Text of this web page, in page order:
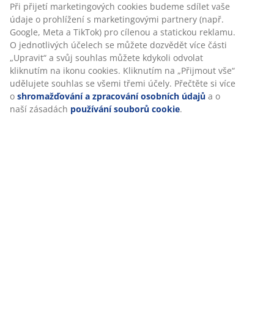
Specifikace
Hodnocení
(2)
Při přijetí marketingových cookies budeme sdílet vaše
údaje o prohlížení s marketingovými partnery (např.
Google, Meta a TikTok) pro cílenou a statickou reklamu.
O jednotlivých účelech se můžete dozvědět více části
„Upravit“ a svůj souhlas můžete kdykoli odvolat
kliknutím na ikonu cookies. Kliknutím na „Přijmout vše“
udělujete souhlas se všemi třemi účely. Přečtěte si více
o shromažďování a zpracování osobních údajů a o
naší zásadách používání souborů cookie.